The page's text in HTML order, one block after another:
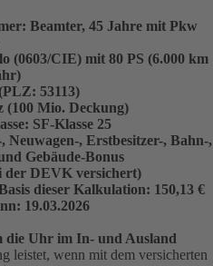
: Beamter, 45 Jahre mit Pkw
(0603/CIE) mit 80 PS (6.000 km
53113)
(100 Mio. Deckung)
: SF-Klasse 25
Neuwagen-, Erstbesitzer-, Bahn-,
Gebäude-Bonus
der DEVK versichert)
dieser Kalkulation: 150,13 €
: 19.03.2026
die Uhr im In- und Ausland
leistet, wenn mit dem versicherten